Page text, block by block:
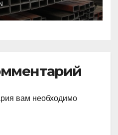
вам необходимо